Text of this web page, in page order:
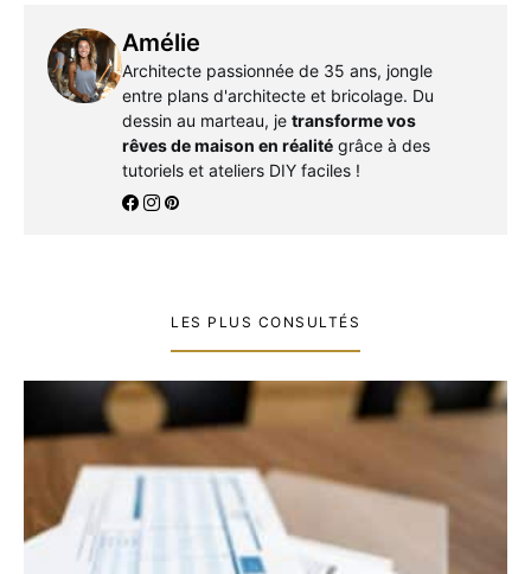
Amélie
Architecte passionnée de 35 ans, jongle
entre plans d'architecte et bricolage. Du
dessin au marteau, je transforme vos
rêves de maison en réalitégrâce à des
tutoriels et ateliers DIY faciles !
LES PLUS CONSULTÉS